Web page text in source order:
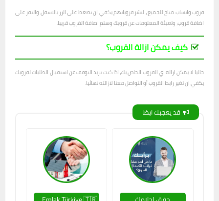
قروب واتساب متاح للجميع ، لنشر قروباتهم يكفي ان تضغط على الزر بالاسفل والنقر على
اضافة قروب، وتعبئة المعلومات عن قروبك وستم اصافة القروب قريبا.
كيف يمكن ازالة القروب؟
حاليا لا يمكن ازالة اي القروب الخاص بك، اذا كنت تريد التوقف عن استقبال الطلبات لقروبك
يكفي ان تغير رابط القروب أو التواصل معنا لازالته نهائيا.
قد يعجبك ايضا